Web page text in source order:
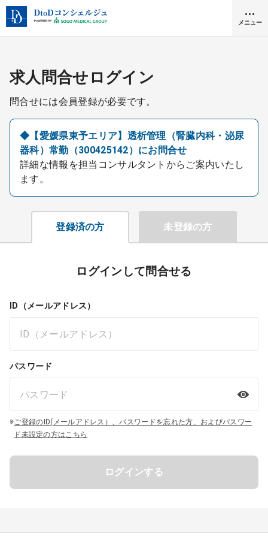
メニュー
クリニック開業
DtoDとは
お問合せ
医院の譲渡・売却をお考えの方
採用をお考えの医療機関の方
求人問合せログイン
問合せには会員登録が必要です。
◆【愛媛県東予エリア】透析管理（腎臓内科・泌尿
器科）常勤（300425142）にお問合せ
詳細な情報を担当コンサルタントからご案内いたし
ます。
登録済の方 未登録の方
ログインして問合せる
ID（メールアドレス）
パスワード
※ご登録のID(メールアドレス）、パスワードを忘れた方、およびパスワー
ド未設定の方はこちら
ログインする